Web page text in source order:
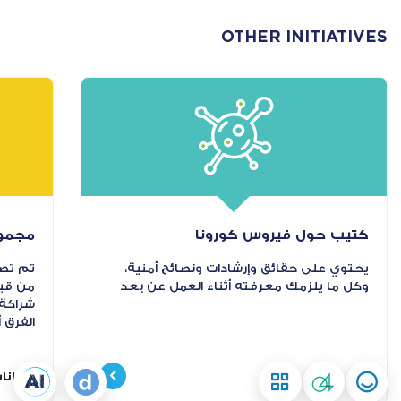
OTHER INITIATIVES
كتيب حول ﻓﻴﺮوس ﻛﻮروﻧﺎ
يحتوي على حقائق وإرشادات ونصائح أمنية،
وكل ما يلزمك معرفته أثناء العمل عن بعد
تم
من